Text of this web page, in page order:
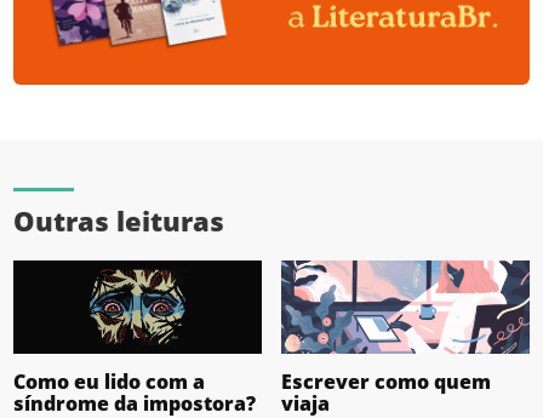
Outras leituras
Como eu lido com a
síndrome da impostora?
Escrever como quem
viaja